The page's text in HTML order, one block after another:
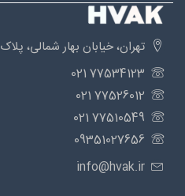
تهران، خیابان بهار شمالی، پلاک 259
77534123 021
77526012 021
77510549 021
09351027656
info@hvak.ir